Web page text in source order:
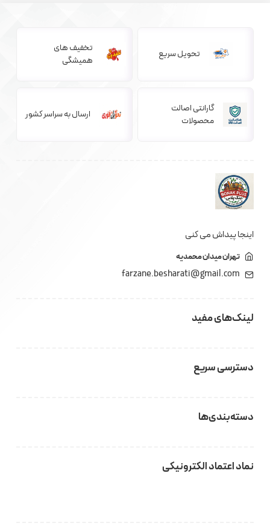
تحویل سریع
تخفیف های
همیشگی
گارانتی اصالت
محصولات
ارسال به سراسر کشور
اینجا پیداش می کنی
تهران میدان محمدیه
farzane.besharati@gmail.com
لینک‌های مفید
دسترسی سریع
دسته‌بندی‌ها
نماد اعتماد الکترونیکی